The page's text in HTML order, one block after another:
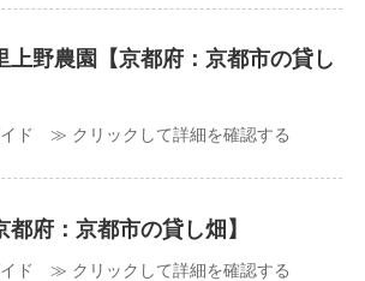
上野農園【京都府：京都市の貸し
ド ≫ クリックして詳細を確認する
都府：京都市の貸し畑】
ド ≫ クリックして詳細を確認する